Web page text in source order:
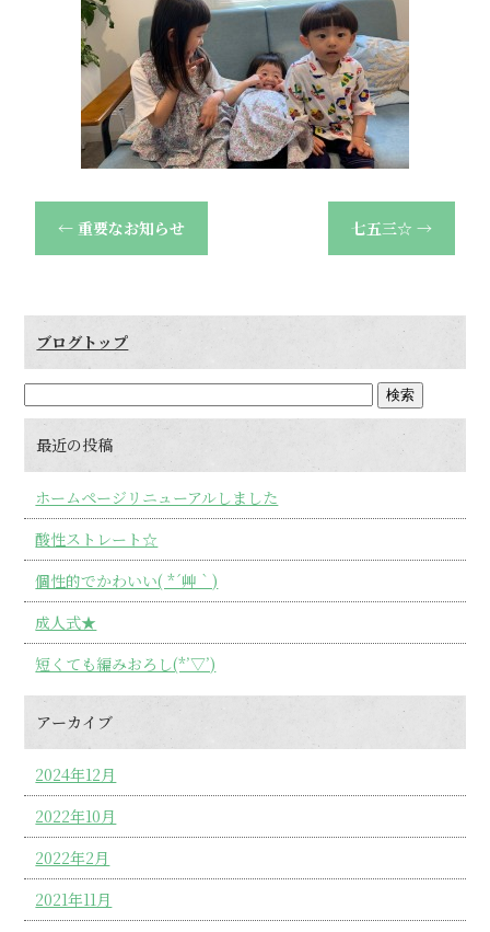
← 重要なお知らせ 七五三☆ →
ブログトップ
最近の投稿
ホームページリニューアルしました
酸性ストレート☆
個性的でかわいい( *´艸｀)
成人式★
短くても編みおろし(*’▽’)
アーカイブ
2024年12月
2022年10月
2022年2月
2021年11月